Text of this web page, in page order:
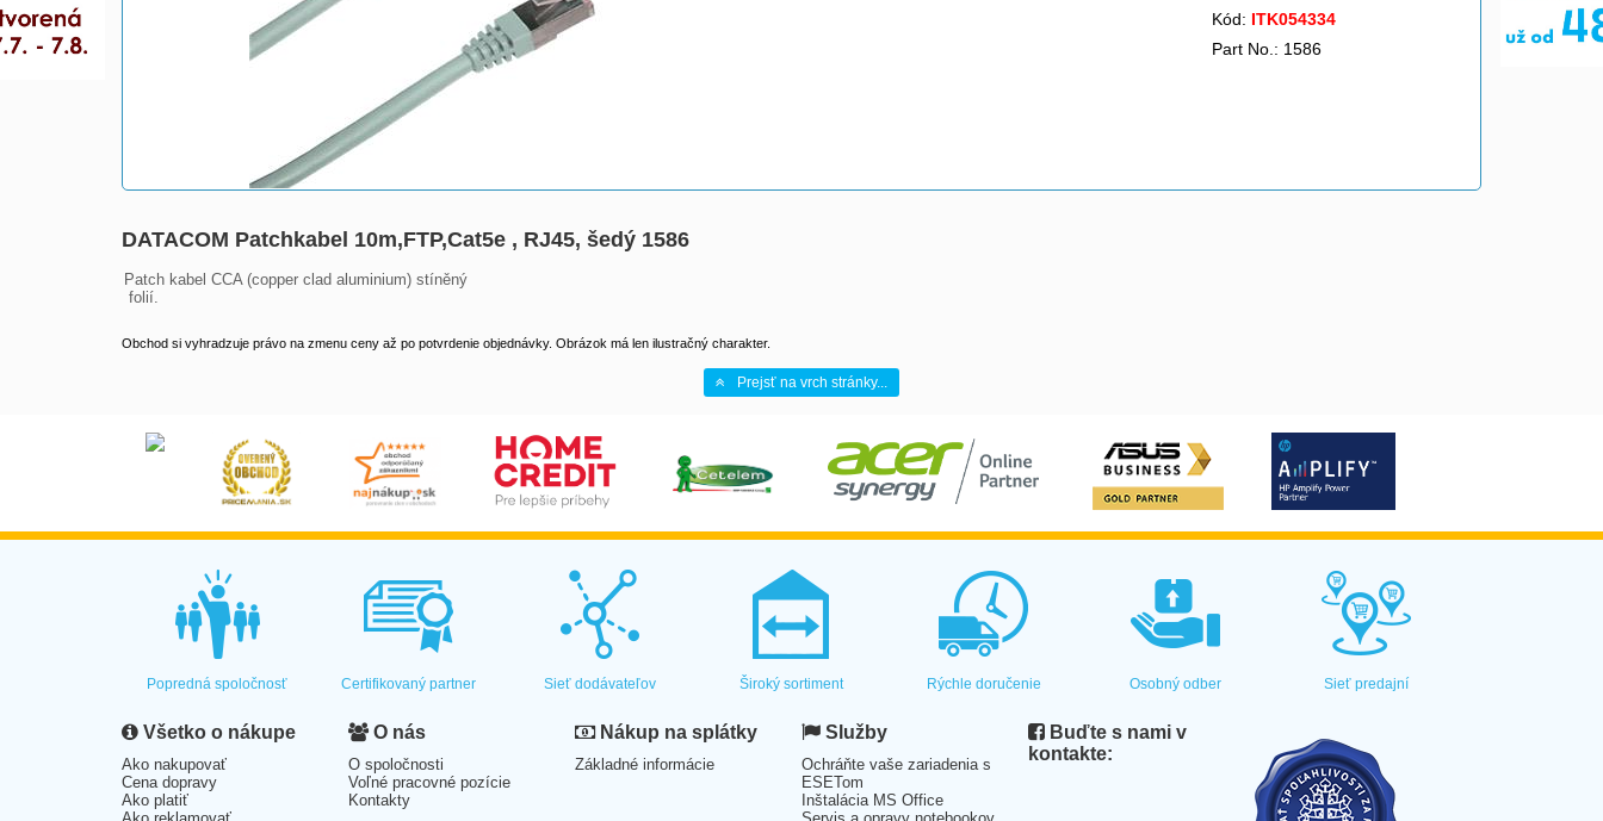
Kód: ITK054334
Part No.: 1586
DATACOM Patchkabel 10m,FTP,Cat5e , RJ45, šedý 1586
Patch kabel CCA (copper clad aluminium) stíněný
folií.
Obchod si vyhradzuje právo na zmenu ceny až po potvrdenie objednávky. Obrázok má len ilustračný charakter.
Prejsť na vrch stránky...
Popredná spoločnosť Certifikovaný partner Sieť dodávateľov Široký sortiment Rýchle doručenie Osobný odber Sieť predajní
Všetko o nákupe
Ako nakupovať
Cena dopravy
Ako platiť
O nás
O spoločnosti
Voľné pracovné pozície
Kontakty
Nákup na splátky
Základné informácie
Služby
Ochráňte vaše zariadenia s
ESETom
Inštalácia MS Office
Buďte s nami v
kontakte: